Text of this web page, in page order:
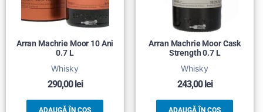
Arran Machrie Moor 10 Ani
0.7 L
Whisky
290,00lei
ADAUGĂ ÎN COȘ
Arran Machrie Moor Cask
Strength 0.7 L
Whisky
243,00lei
ADAUGĂ ÎN COȘ